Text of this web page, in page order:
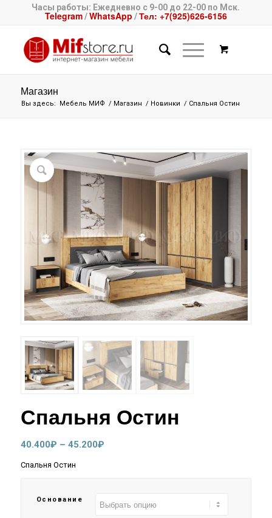
Часы работы: Ежедневно с 9-00 до 22-00 по Мск.
Telegram/WhatsApp /Тел: +7(925)626-6156
Магазин
Вы здесь: Мебель МИФ / Магазин / Новинки / Спальня Остин
Спальня Остин
40.400₽ – 45.200₽Диапазон
45.200₽
Спальня Остин
Основание